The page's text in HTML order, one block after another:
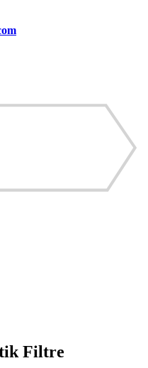
Filtre